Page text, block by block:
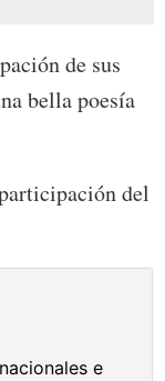
de sus
bella poesía
del
e